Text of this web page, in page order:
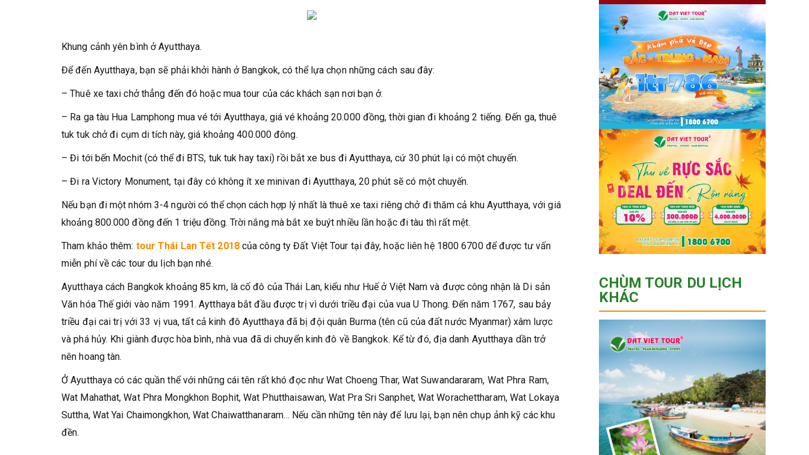
Khung cảnh yên bình ở Ayutthaya.
Để đến Ayutthaya, bạn sẽ phải khởi hành ở Bangkok, có thể lựa chọn những cách sau đây:
– Thuê xe taxi chở thẳng đến đó hoặc mua tour của các khách sạn nơi bạn ở.
– Ra ga tàu Hua Lamphong mua vé tới Ayutthaya, giá vé khoảng 20.000 đồng, thời gian đi khoảng 2 tiếng. Đến ga, thuê
tuk tuk chở đi cụm di tích này, giá khoảng 400.000 đông.
– Đi tới bến Mochit (có thể đi BTS, tuk tuk hay taxi) rồi bắt xe bus đi Ayutthaya, cứ 30 phút lại có một chuyến.
– Đi ra Victory Monument, tại đây có không ít xe minivan đi Ayutthaya, 20 phút sẽ có một chuyến.
Nếu bạn đi một nhóm 3-4 người có thể chọn cách hợp lý nhất là thuê xe taxi riêng chở đi thăm cả khu Ayutthaya, với giá
khoảng 800.000 đồng đến 1 triệu đồng. Trời nắng mà bắt xe buýt nhiều lần hoặc đi tàu thì rất mệt.
Tham khảo thêm: tour Thái Lan Tết 2018của công ty Đất Việt Tour tại đây, hoặc liên hệ 1800 6700 để được tư vấn
miễn phí về các tour du lịch bạn nhé.
Ayutthaya cách Bangkok khoảng 85 km, là cố đô của Thái Lan, kiểu như Huế ở Việt Nam và được công nhận là Di sản
Văn hóa Thế giới vào năm 1991. Aytthaya bắt đầu được trị vì dưới triều đại của vua U Thong. Đến năm 1767, sau bảy
triều đại cai trị với 33 vị vua, tất cả kinh đô Ayutthaya đã bị đội quân Burma (tên cũ của đất nước Myanmar) xâm lược
và phá hủy. Khi giành được hòa bình, nhà vua đã di chuyển kinh đô về Bangkok. Kể từ đó, địa danh Ayutthaya dần trở
nên hoang tàn.
Ở Ayutthaya có các quần thể với những cái tên rất khó đọc như Wat Choeng Thar, Wat Suwandararam, Wat Phra Ram,
Wat Mahathat, Wat Phra Mongkhon Bophit, Wat Phutthaisawan, Wat Pra Sri Sanphet, Wat Worachettharam, Wat Lokaya
Suttha, Wat Yai Chaimongkhon, Wat Chaiwatthanaram… Nếu cần những tên này để lưu lại, bạn nên chụp ảnh kỹ các khu
đền.
CHÙM TOUR DU LỊCH
KHÁC